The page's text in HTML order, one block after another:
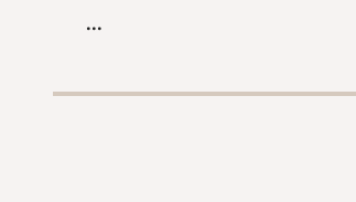
высшее учебное заведение,
документ лежит в укромном
...